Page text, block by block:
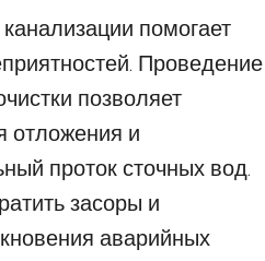
помогает
Проведение
позволяет
отложения и
проток сточных вод.
засоры и
аварийных